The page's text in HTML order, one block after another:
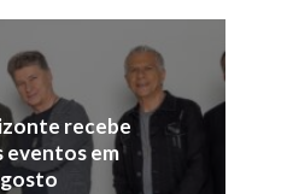
recebe
eventos em